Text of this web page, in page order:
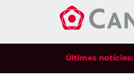
Últimes notícies: